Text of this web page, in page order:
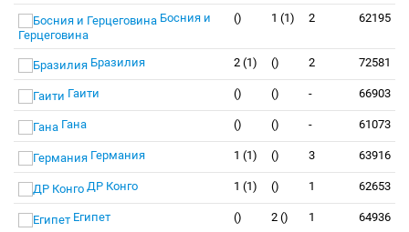
Босния и
Герцеговина
() 1 (1) 2 62195
Бразилия 2 (1) () 2 72581
Гаити () () - 66903
Гана () () - 61073
Германия 1 (1) () 3 63916
ДР Конго 1 (1) () 1 62653
Египет () 2 () 1 64936